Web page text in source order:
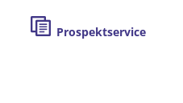
Prospektservice